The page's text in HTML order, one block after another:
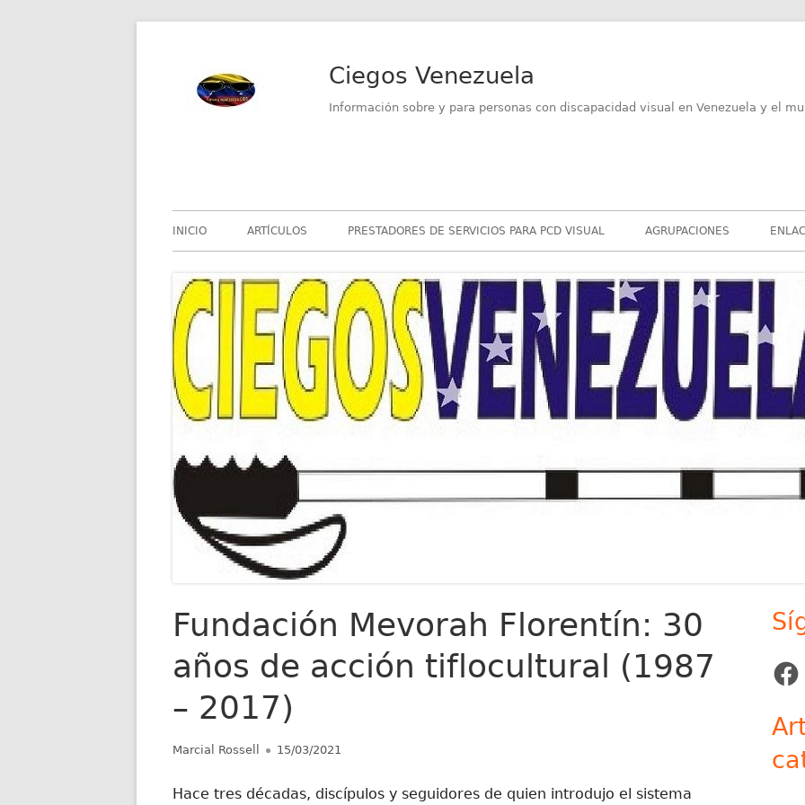
Ciegos Venezuela
Información sobre y para personas con discapacidad visual en Venezuela y el
Menú
INICIO ARTÍCULOS PRESTADORES DE SERVICIOS PARA PCD VISUAL AGRUPACIONES
Fundación Mevorah Florentín: 30
años de acción tiflocultural (1987
– 2017)
Autor
Marcial Rossell
Publicado
15/03/2021
Hace tres décadas, discípulos y seguidores de quien introdujo el sistema